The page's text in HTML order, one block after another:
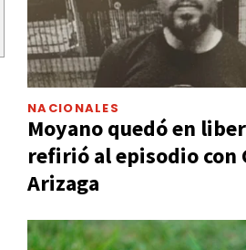
NACIONALES
Moyano quedó en
refirió al episodio con
Arizaga